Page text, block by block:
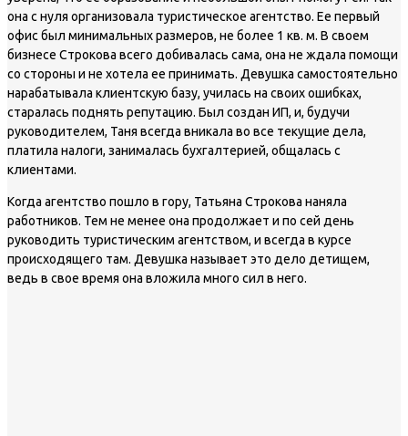
она с нуля организовала туристическое агентство. Ее первый
офис был минимальных размеров, не более 1 кв. м. В своем
бизнесе Строкова всего добивалась сама, она не ждала помощи
со стороны и не хотела ее принимать. Девушка самостоятельно
нарабатывала клиентскую базу, училась на своих ошибках,
старалась поднять репутацию. Был создан ИП, и, будучи
руководителем, Таня всегда вникала во все текущие дела,
платила налоги, занималась бухгалтерией, общалась с
клиентами.
Когда агентство пошло в гору, Татьяна Строкова наняла
работников. Тем не менее она продолжает и по сей день
руководить туристическим агентством, и всегда в курсе
происходящего там. Девушка называет это дело детищем,
ведь в свое время она вложила много сил в него.